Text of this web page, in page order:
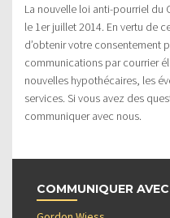
La nouvelle loi anti-pourriel du
le 1er juillet 2014. En vertu de
d’obtenir votre consentement
communications par courrier
nouvelles hypothécaires, les
services. Si vous avez des
communiquer avec nous.
COMMUNIQUER